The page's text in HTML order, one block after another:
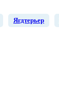
Ягдтерьер